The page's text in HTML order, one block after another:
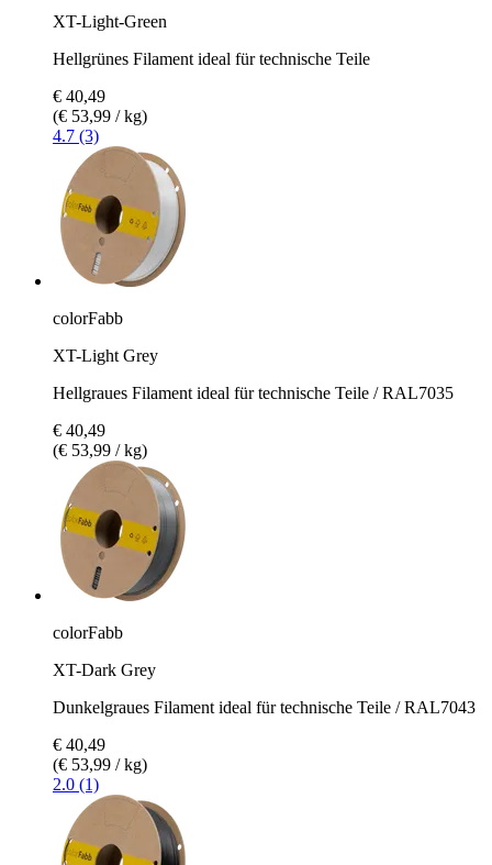
XT-Light-Green
Hellgrünes Filament ideal für technische Teile
€ 40,49
(€ 53,99 / kg)
4.7 (3)
colorFabb
XT-Light Grey
Hellgraues Filament ideal für technische Teile / RAL7035
€ 40,49
(€ 53,99 / kg)
colorFabb
XT-Dark Grey
Dunkelgraues Filament ideal für technische Teile / RAL7043
€ 40,49
(€ 53,99 / kg)
2.0 (1)